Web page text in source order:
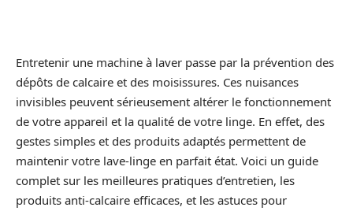
Entretenir une machine à laver passe par la prévention des
dépôts de calcaire et des moisissures. Ces nuisances
invisibles peuvent sérieusement altérer le fonctionnement
de votre appareil et la qualité de votre linge. En effet, des
gestes simples et des produits adaptés permettent de
maintenir votre lave-linge en parfait état. Voici un guide
complet sur les meilleures pratiques d’entretien, les
produits anti-calcaire efficaces, et les astuces pour